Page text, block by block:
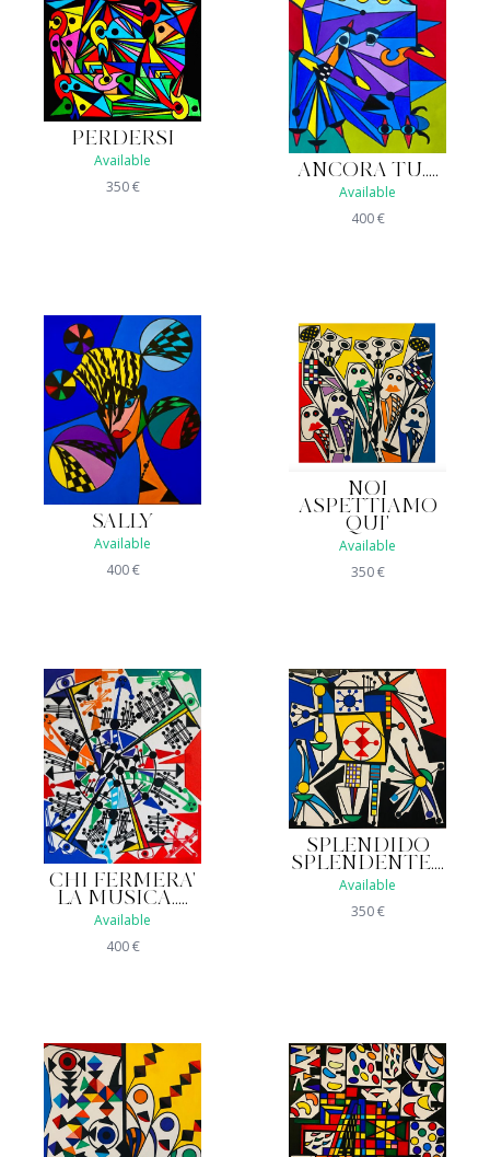
PERDERSI
Available
350€
ANCORA TU.....
Available
400€
SALLY
Available
400€
NOI
ASPETTIAMO
QUI'
Available
350€
CHI FERMERA'
LA MUSICA.....
Available
400€
SPLENDIDO
SPLENDENTE....
Available
350€